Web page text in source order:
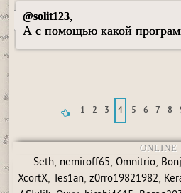
@solit123,
А с помощью какой
1 2 3 4 5 6 7 8
ONLINE
Seth, nemiroff65,Omnitrio,
XcortX, Tes1an, z0rro19821982,